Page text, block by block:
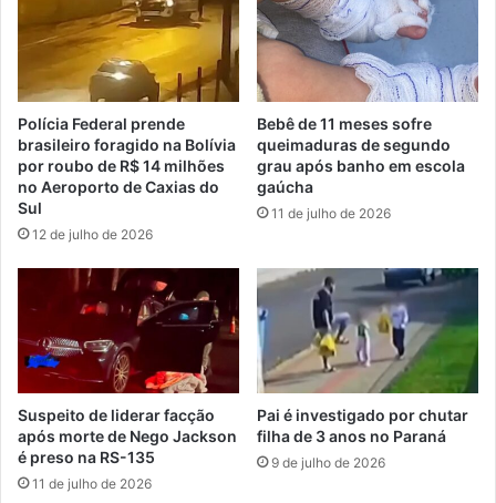
Polícia Federal prende
brasileiro foragido na Bolívia
por roubo de R$ 14 milhões
no Aeroporto de Caxias do
Sul
12 de julho de 2026
Bebê de 11 meses sofre
queimaduras de segundo
grau após banho em escola
gaúcha
11 de julho de 2026
Suspeito de liderar facção
após morte de Nego Jackson
é preso na RS-135
11 de julho de 2026
Pai é investigado por chutar
filha de 3 anos no Paraná
9 de julho de 2026